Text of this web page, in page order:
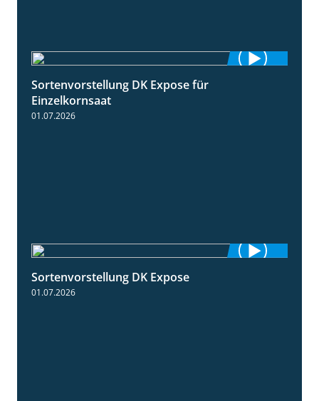
Sortenvorstellung DK Expose für
Einzelkornsaat
01.07.2026
Sortenvorstellung DK Expose
01.07.2026